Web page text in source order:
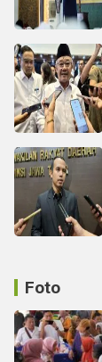
Foto